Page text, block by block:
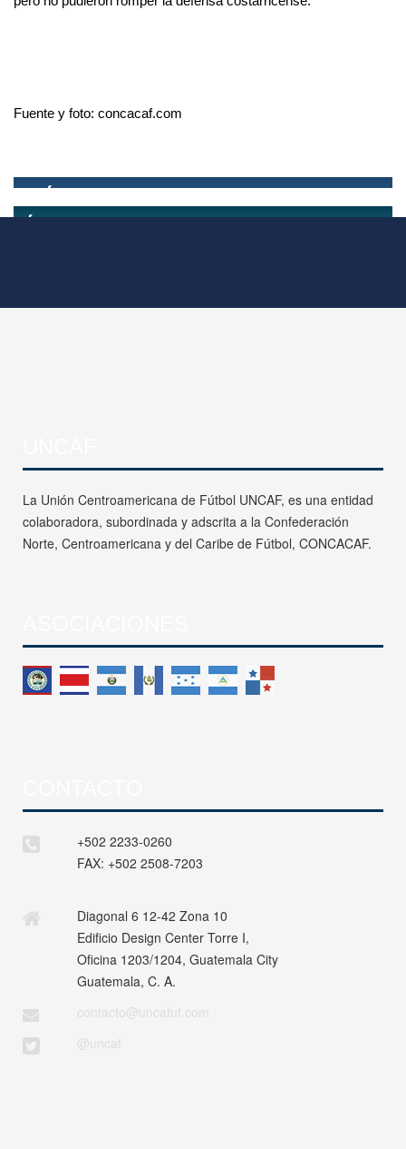
Fuente y foto: concacaf.com
La Unión Centroamericana de Fútbol UNCAF, es una entidad
colaboradora, subordinada y adscrita a la Confederación
Norte, Centroamericana y del Caribe de Fútbol, CONCACAF.
+502 2233-0260
FAX: +502 2508-7203
Diagonal 6 12-42 Zona 10
Edificio Design Center Torre I,
Oficina 1203/1204, Guatemala City
Guatemala, C. A.
contacto@uncafut.com
@uncaf